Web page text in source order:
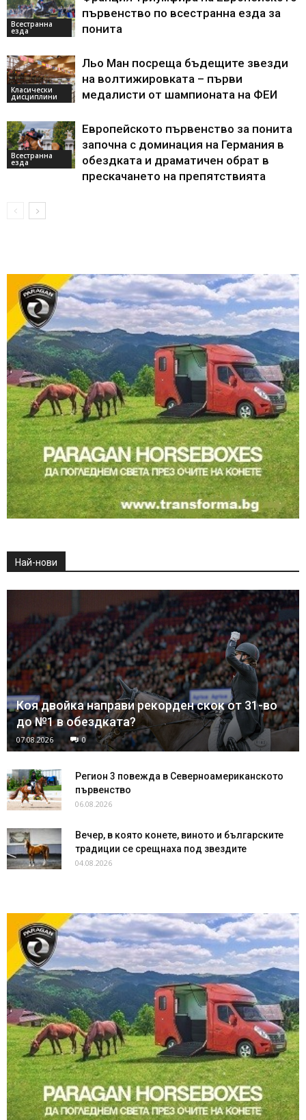
Всестранна
езда
първенство по всестранна езда за
понита
Класически
дисциплини
Льо Ман посреща бъдещите звезди
на волтижировката – първи
медалисти от шампионата на ФЕИ
Всестранна
езда
Европейското първенство за понита
започна с доминация на Германия в
обездката и драматичен обрат в
прескачането на препятствията
Най-нови
Коя двойка направи рекорден скок от 31-во
до №1 в обездката?
07.08.2026 0
Регион 3 повежда в Северноамериканското
първенство
06.08.2026
Вечер, в която конете, виното и българските
традиции се срещнаха под звездите
04.08.2026